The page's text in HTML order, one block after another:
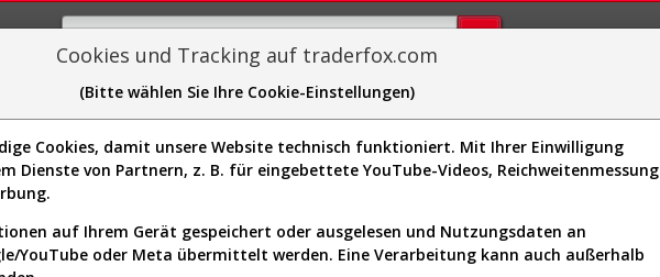
Sector-Spider Easy-Scan Visualizations
ist nur für Premium-Kunden verfügbar
Cookies und Tracking auf traderfox.com
(Bitte wählen Sie Ihre Cookie-Einstellungen)
Cookies, damit unsere Website technisch funktioniert. Mit Ihrer Einwilligung
Dienste von Partnern, z. B. für eingebettete YouTube-Videos, Reichweitenmessung
auf Ihrem Gerät gespeichert oder ausgelesen und Nutzungsdaten an
YouTube oder Meta übermittelt werden. Eine Verarbeitung kann auch außerhalb